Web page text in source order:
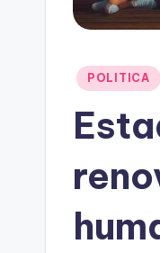
Publicado
POLITICA